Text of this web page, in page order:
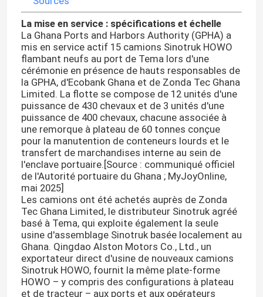
La mise en service : spécifications et échelle
La Ghana Ports and Harbors Authority (GPHA) a
mis en service actif 15 camions Sinotruk HOWO
flambant neufs au port de Tema lors d'une
cérémonie en présence de hauts responsables de
la GPHA, d'Ecobank Ghana et de Zonda Tec Ghana
Limited. La flotte se compose de 12 unités d'une
puissance de 430 chevaux et de 3 unités d'une
puissance de 400 chevaux, chacune associée à
une remorque à plateau de 60 tonnes conçue
pour la manutention de conteneurs lourds et le
transfert de marchandises interne au sein de
l'enclave portuaire. [Source : communiqué officiel
de l'Autorité portuaire du Ghana ; MyJoyOnline,
mai 2025]
Les camions ont été achetés auprès de Zonda
Tec Ghana Limited, le distributeur Sinotruk agréé
basé à Tema, qui exploite également la seule
usine d'assemblage Sinotruk basée localement au
Ghana. Qingdao Alston Motors Co., Ltd., un
exportateur direct d'usine de nouveaux camions
Sinotruk HOWO, fournit la même plate-forme
HOWO – y compris des configurations à plateau
et de tracteur – aux ports et aux opérateurs